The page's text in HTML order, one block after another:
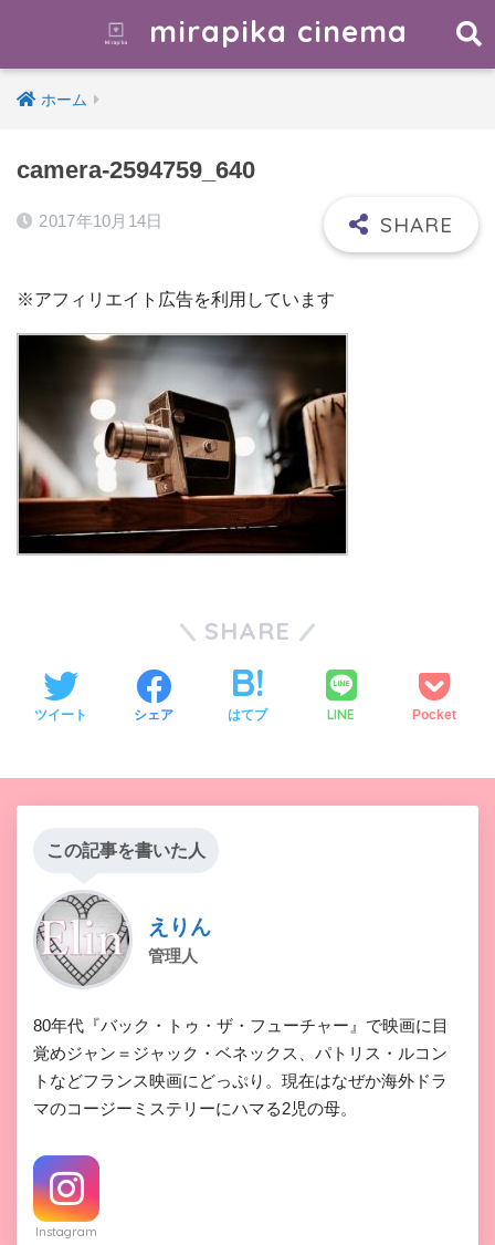
mirapika cinema
ホーム
camera-2594759_640
2017年10月14日
※アフィリエイト広告を利用しています
SHARE
ツイート シェア はてブ LINE Pocket
この記事を書いた人
えりん
管理人
80年代『バック・トゥ・ザ・フューチャー』で映画に目
覚めジャン＝ジャック・ベネックス、パトリス・ルコン
トなどフランス映画にどっぷり。現在はなぜか海外ドラ
マのコージーミステリーにハマる2児の母。
Instagram